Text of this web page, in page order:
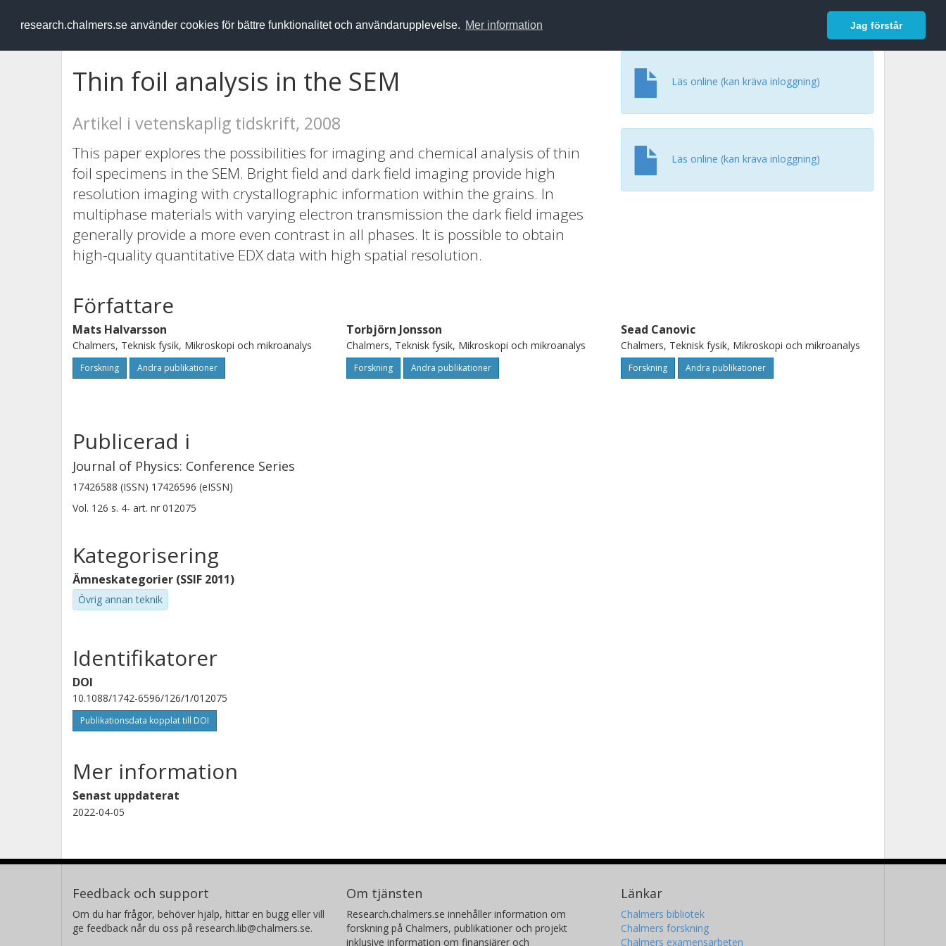
research.chalmers.se använder cookies för bättre funktionalitet och användarupplevelse. Mer information Jag förstår
RESEARCH.chalmers.se Logga in
Thin foil analysis in the SEM
Artikel i vetenskaplig tidskrift, 2008
This paper explores the possibilities for imaging and chemical analysis of thin
foil specimens in the SEM. Bright field and dark field imaging provide high
resolution imaging with crystallographic information within the grains. In
multiphase materials with varying electron transmission the dark field images
generally provide a more even contrast in all phases. It is possible to obtain
high-quality quantitative EDX data with high spatial resolution.
Läs online (kan kräva inloggning)
Läs online (kan kräva inloggning)
Författare
Mats Halvarsson
Chalmers, Teknisk fysik, Mikroskopi och mikroanalys
Forskning Andra publikationer
Torbjörn Jonsson
Chalmers, Teknisk fysik, Mikroskopi och mikroanalys
Forskning Andra publikationer
Sead Canovic
Chalmers, Teknisk fysik, Mikroskopi och mikroanalys
Forskning Andra publikationer
Publicerad i
Journal of Physics: Conference Series
17426588 (ISSN) 17426596 (eISSN)
Vol. 126 s. 4- art. nr 012075
Kategorisering
Ämneskategorier (SSIF 2011)
Övrig annan teknik
Identifikatorer
DOI
10.1088/1742-6596/126/1/012075
Publikationsdata kopplat till DOI
Mer information
Senast uppdaterat
2022-04-05
Feedback och support
Om du har frågor, behöver hjälp, hittar en bugg eller vill
ge feedback når du oss på research.lib@chalmers.se.
Om tjänsten
Research.chalmers.se innehåller information om
forskning på Chalmers, publikationer och projekt
inklusive information om finansiärer och
Länkar
Chalmers bibliotek
Chalmers forskning
Chalmers examensarbeten